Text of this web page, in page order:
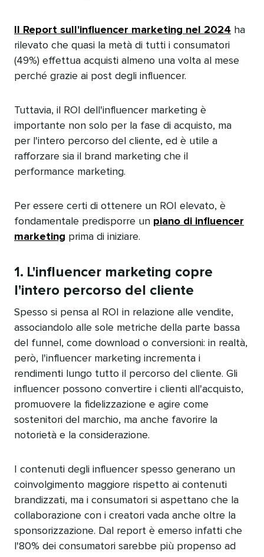
Il Report sull'influencer marketing nel 2024 ha
rilevato che quasi la metà di tutti i consumatori
(49%) effettua acquisti almeno una volta al mese
perché grazie ai post degli influencer.​​
Tuttavia, il ROI dell'influencer marketing è
importante non solo per la fase di acquisto, ma
per l'intero percorso del cliente, ed è utile a
rafforzare sia il brand marketing che il
performance marketing.​​
Per essere certi di ottenere un ROI elevato, è
fondamentale predisporre un piano di influencer
marketing prima di iniziare.​​
1. L'influencer marketing copre
l'intero percorso del cliente​​
Spesso si pensa al ROI in relazione alle vendite,
associandolo alle sole metriche della parte bassa
del funnel, come download o conversioni: in realtà,
però, l'influencer marketing incrementa i
rendimenti lungo tutto il percorso del cliente. Gli
influencer possono convertire i clienti all'acquisto,
promuovere la fidelizzazione e agire come
sostenitori del marchio, ma anche favorire la
notorietà e la considerazione.​​
I contenuti degli influencer spesso generano un
coinvolgimento maggiore rispetto ai contenuti
brandizzati, ma i consumatori si aspettano che la
collaborazione con i creatori vada anche oltre la
sponsorizzazione. Dal report è emerso infatti che
l'80% dei consumatori sarebbe più propenso ad